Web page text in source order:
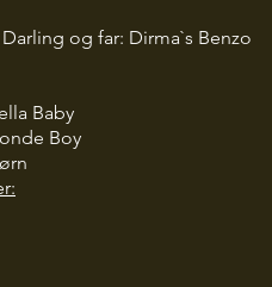
og far: Dirma`s Benzo
Baby
Boy